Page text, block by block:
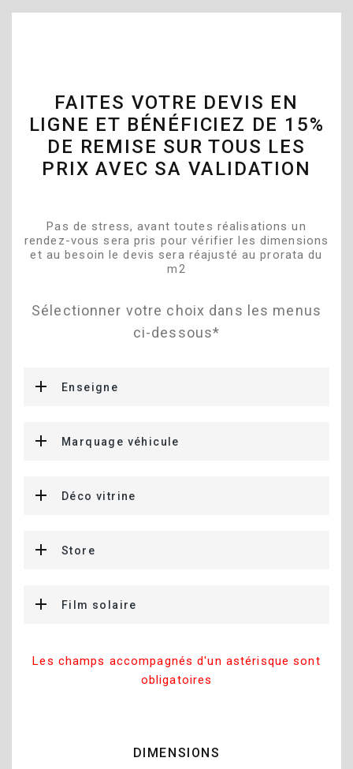
FAITES VOTRE DEVIS EN
LIGNE ET BÉNÉFICIEZ DE 15%
DE REMISE SUR TOUS LES
PRIX AVEC SA VALIDATION
Pas de stress, avant toutes réalisations un
rendez-vous sera pris pour vérifier les dimensions
et au besoin le devis sera réajusté au prorata du
m2
Sélectionner votre choix dans les menus
ci-dessous*
Enseigne
Marquage véhicule
Déco vitrine
Store
Film solaire
Les champs accompagnés d'un astérisque sont
obligatoires
DIMENSIONS